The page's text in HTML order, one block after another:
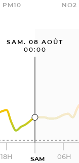
PM10 NO2
SAM. 08 AOÛT
00:00
18H SAM 06H